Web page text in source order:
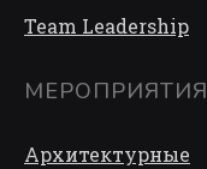
Team Leadership
МЕРОПРИЯТИЯ
Архитектурные